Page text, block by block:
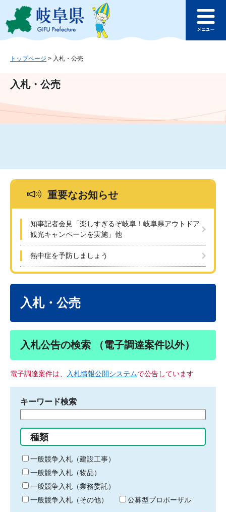
ジ
ュ
文
このページの本文へ
ュ
トップページ > 入札・公売
入札・公売
重要なお知らせ
知事記者会見「楽しすぎるぞ岐阜！岐阜県アウトドア
観光キャンペーンを実施」他
熱中症を予防しましょう
入札・公売
入札公告の検索 （電子調達案件以外）
電子調達案件は、 入札情報公開システムで公告しています
キーワード検索
る
キ
ー
ワ
ー
ド
種類
一般競争入札（建設工事）
一般競争入札（物品）
一般競争入札（業務委託）
一般競争入札（その他）
公募型プロポーザル